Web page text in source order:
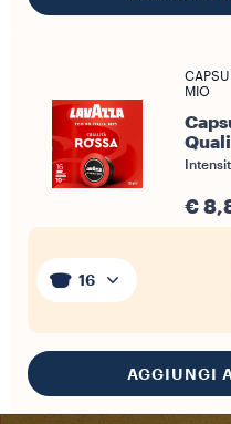
MIO
€
16
AGGIUNGI